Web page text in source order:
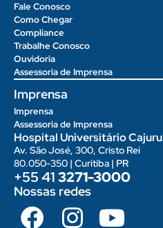
Fale Conosco
Como Chegar
Compliance
Trabalhe Conosco
Ouvidoria
Assessoria de Imprensa
Imprensa
Imprensa
Assessoria de Imprensa
Hospital Universitário Cajuru
Av. São José, 300, Cristo Rei
80.050-350 | Curitiba | PR
+55 413271-3000
Nossas redes